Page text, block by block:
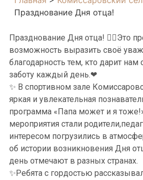
Празднование Дня отца!
Празднование Дня отца! 🙎‍♂Это
возможность выразить своё
благодарность тем, кто дарит
заботу каждый день.❤
✨ В спортивном зале
яркая и увлекательная
программа «Папа может и я
мероприятия стали
интересом погрузились в
об истории возникновения Дня
день отмечают в разных странах.
✨Ребята с гордостью